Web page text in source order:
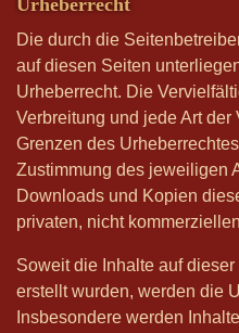
Urheberrecht
Die durch die
auf diesen Seiten
Urheberrecht. Die
Verbreitung und jede Art
Grenzen des
Zustimmung des jeweiligen
Downloads und Kopien
privaten, nicht
Soweit die Inhalte auf
erstellt wurden, werden die
Insbesondere werden